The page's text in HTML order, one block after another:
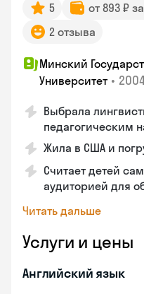
5 от 893 ₽
2 отзыва
Минский
Университет •
Выбрала
педагогическим
Жила в США и
Считает детей
аудиторией для
Читать дальше
Услуги и цены
Английский язык